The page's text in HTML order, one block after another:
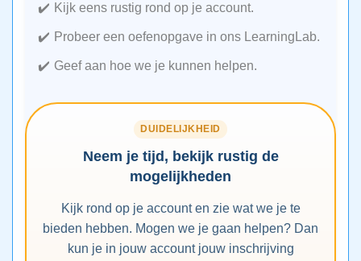
Kijk eens rustig rond op je account.
Probeer een oefenopgave in ons LearningLab.
Geef aan hoe we je kunnen helpen.
DUIDELIJKHEID
Neem je tijd, bekijk rustig de
mogelijkheden
Kijk rond op je account en zie wat we je te
bieden hebben. Mogen we je gaan helpen? Dan
kun je in jouw account jouw inschrijving